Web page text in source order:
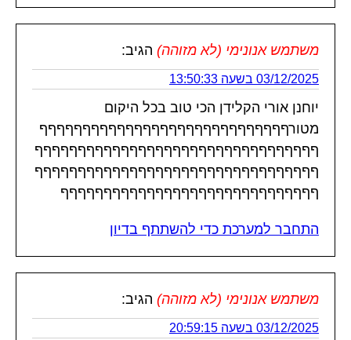
משתמש אנונימי (לא מזוהה) הגיב:
03/12/2025 בשעה 13:50:33
יוחנן אורי הקלידן הכי טוב בכל היקום
מטורףףףףףףףףףףףףףףףףףףףףףףףףףףףףף
ףףףףףףףףףףףףףףףףףףףףףףףףףףףףףףףףף
ףףףףףףףףףףףףףףףףףףףףףףףףףףףףףףףףף
ףףףףףףףףףףףףףףףףףףףףףףףףףףףףףף
התחבר למערכת כדי להשתתף בדיון
משתמש אנונימי (לא מזוהה) הגיב:
03/12/2025 בשעה 20:59:15